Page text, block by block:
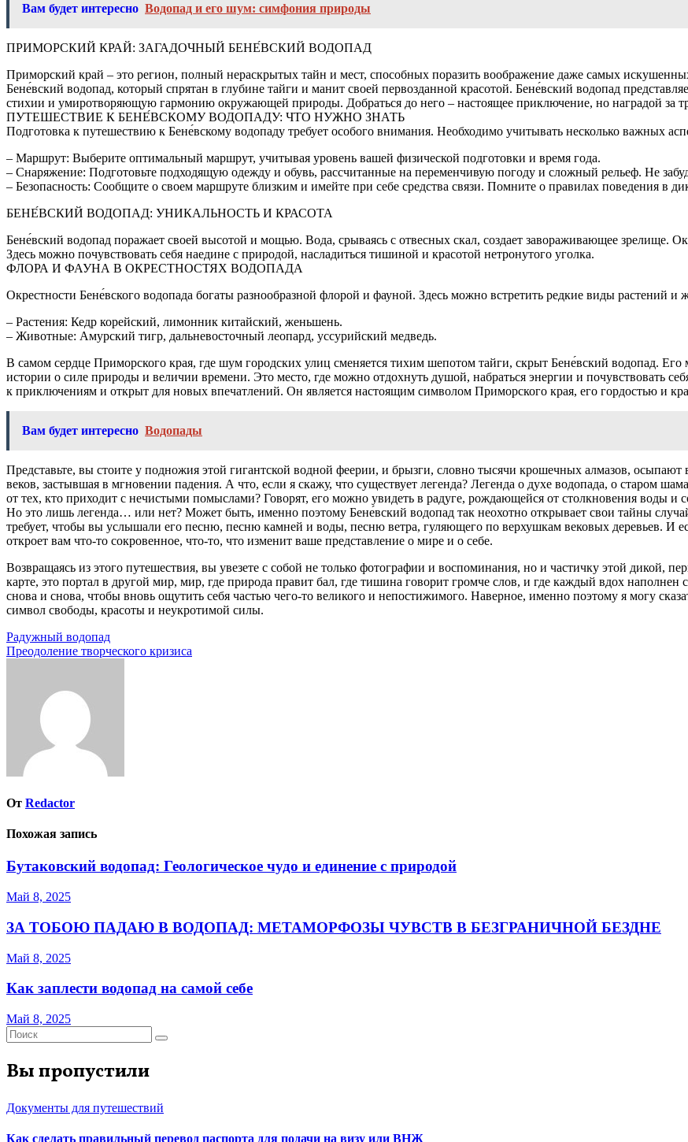
Вам будет интересно Водопад и его шум: симфония природы
ПРИМОРСКИЙ КРАЙ: ЗАГАДОЧНЫЙ БЕНЕ́ВСКИЙ ВОДОПАД
Приморский край – это регион, полный нераскрытых тайн и мест, способных поразить воображение даже самых
Бене́вский водопад, который спрятан в глубине тайги и манит своей первозданной красотой. Бене́вский водопад
стихии и умиротворяющую гармонию окружающей природы. Добраться до него – настоящее приключение, но наградой за
ПУТЕШЕСТВИЕ К БЕНЕ́ВСКОМУ ВОДОПАДУ: ЧТО НУЖНО ЗНАТЬ
Подготовка к путешествию к Бене́вскому водопаду требует особого внимания. Необходимо учитывать несколько важных
– Маршрут: Выберите оптимальный маршрут, учитывая уровень вашей физической подготовки и время года.
– Снаряжение: Подготовьте подходящую одежду и обувь, рассчитанные на переменчивую погоду и сложный рельеф. Не
– Безопасность: Сообщите о своем маршруте близким и имейте при себе средства связи. Помните о правилах поведения в
БЕНЕ́ВСКИЙ ВОДОПАД: УНИКАЛЬНОСТЬ И КРАСОТА
Бене́вский водопад поражает своей высотой и мощью. Вода, срываясь с отвесных скал, создает завораживающее зрелище.
Здесь можно почувствовать себя наедине с природой, насладиться тишиной и красотой нетронутого уголка.
ФЛОРА И ФАУНА В ОКРЕСТНОСТЯХ ВОДОПАДА
Окрестности Бене́вского водопада богаты разнообразной флорой и фауной. Здесь можно встретить редкие виды растений
– Растения: Кедр корейский, лимонник китайский, женьшень.
– Животные: Амурский тигр, дальневосточный леопард, уссурийский медведь.
В самом сердце Приморского края, где шум городских улиц сменяется тихим шепотом тайги, скрыт Бене́вский водопад.
истории о силе природы и величии времени. Это место, где можно отдохнуть душой, набраться энергии и почувствовать
к приключениям и открыт для новых впечатлений. Он является настоящим символом Приморского края, его гордостью и
Вам будет интересно Водопады
Представьте, вы стоите у подножия этой гигантской водной феерии, и брызги, словно тысячи крошечных алмазов,
веков, застывшая в мгновении падения. А что, если я скажу, что существует легенда? Легенда о духе водопада, о старом
от тех, кто приходит с нечистыми помыслами? Говорят, его можно увидеть в радуге, рождающейся от столкновения воды и
Но это лишь легенда… или нет? Может быть, именно поэтому Бене́вский водопад так неохотно открывает свои тайны
требует, чтобы вы услышали его песню, песню камней и воды, песню ветра, гуляющего по верхушкам вековых деревьев. И
откроет вам что-то сокровенное, что-то, что изменит ваше представление о мире и о себе.
Возвращаясь из этого путешествия, вы увезете с собой не только фотографии и воспоминания, но и частичку этой дикой,
карте, это портал в другой мир, мир, где природа правит бал, где тишина говорит громче слов, и где каждый вдох наполнен
снова и снова, чтобы вновь ощутить себя частью чего-то великого и непостижимого. Наверное, именно поэтому я могу
символ свободы, красоты и неукротимой силы.
Навигация
по
Радужный водопад
Преодоление творческого кризиса
От Redactor
Похожая запись
Бутаковский водопад: Геологическое чудо и единение с природой
Май 8, 2025
ЗА ТОБОЮ ПАДАЮ В ВОДОПАД: МЕТАМОРФОЗЫ ЧУВСТВ В БЕЗГРАНИЧНОЙ БЕЗДНЕ
Май 8, 2025
Как заплести водопад на самой себе
Май 8, 2025
Вы пропустили
Документы для путешествий
Как сделать правильный перевод паспорта для подачи на визу или ВНЖ